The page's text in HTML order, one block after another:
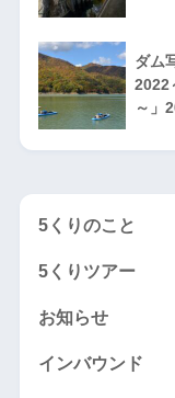
ダム
2022
～」
5くりのこと
5くりツアー
お知らせ
インバウンド